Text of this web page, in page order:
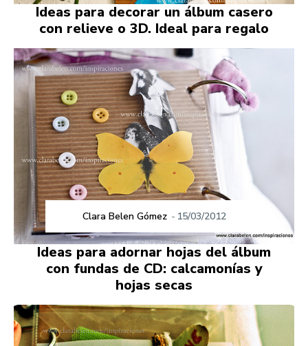
Ideas para decorar un álbum casero
con relieve o 3D. Ideal para regalo
Clara Belen Gómez - 15/03/2012
Ideas para adornar hojas del álbum
con fundas de CD: calcamonías y
hojas secas